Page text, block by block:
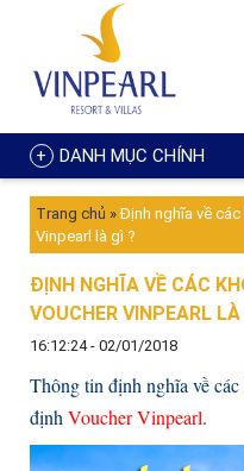
DANH MỤC CHÍNH
Trang chủ »Định nghĩa về
Vinpearl là gì ?
ĐỊNH NGHĨA VỀ CÁC
VOUCHER VINPEARL LÀ
16:12:24 - 02/01/2018
Thông tin định nghĩa về
định Voucher Vinpearl.